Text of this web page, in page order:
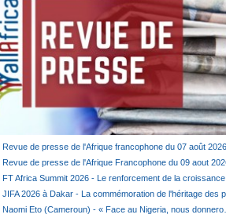
Revue de presse de l'Afrique francophone du 07 août 2026
Revue de presse de l'Afrique Francophone du 09 aout
FT Africa Summit 2026 - Le renforcement de la croissance du continent au coeur de la 13e édition
JIFA 2026 à Dakar - La commémoration de l'héritage des pionnières du mouvement féminin africain à l'honneur
Naomi Eto (Cameroun) - « Face au Nigeria, nous donnerons tout sur le terrain. »